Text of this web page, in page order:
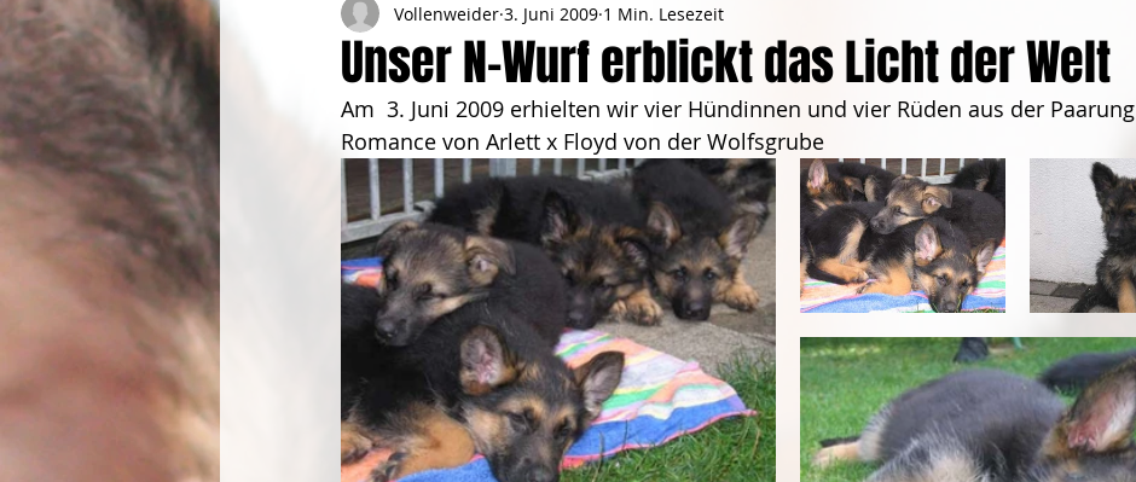
Unser N-Wurf erblickt das Licht der Welt
Vollenweider 3. Juni 2009 1 Min. Lesezeit
Am  3. Juni 2009 erhielten wir vier Hündinnen und vier Rüden aus der Paarung
Romance von Arlett x Floyd von der Wolfsgrube